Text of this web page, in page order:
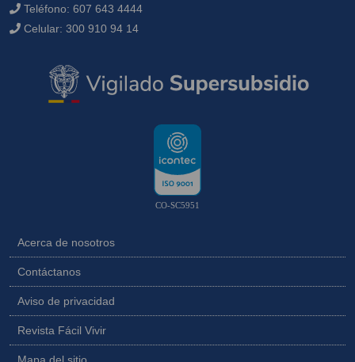
Teléfono: 607 643 4444
Celular: 300 910 94 14
CO-SC5951
Acerca de nosotros
Contáctanos
Aviso de privacidad
Revista Fácil Vivir
Mapa del sitio